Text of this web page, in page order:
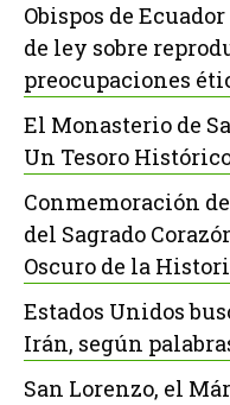
Obispos de
de ley sobre
preocupaciones
El Monasterio de
Un Tesoro
Conmemoración
del Sagrado
Oscuro de la
Estados Unidos
Irán, según
San Lorenzo, el